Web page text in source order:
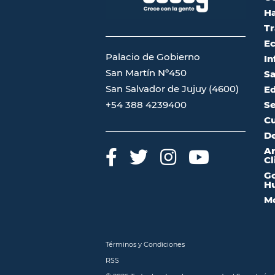
Palacio de Gobierno
San Martín Nº450
San Salvador de Jujuy (4600)
+54 388 4239400
Términos y Condiciones
RSS